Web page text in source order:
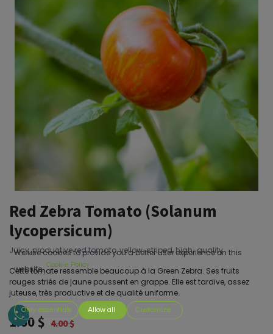
Red Zebra Tomato (Solanum
lycopersicum)
Juicy, productive red tomato, yellow-striped, high-quality.
Cette tomate ressemble beaucoup à la Green Zebra. Ses fruits
rouges striés de jaune poussent en grappe. Elle est tardive, assez
juteuse, très productive et de qualité uniforme.
1.60$ 4.00$
We use cookies to provide you a better user experience on this
website. Cookie Policy
Only essentials Allow all Customize